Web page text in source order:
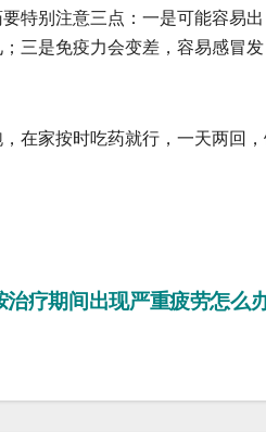
特别注意三点：一是可能容易出
三是免疫力会变差，容易感冒发
在家按时吃药就行，一天两回，
治疗期间出现严重疲劳怎么